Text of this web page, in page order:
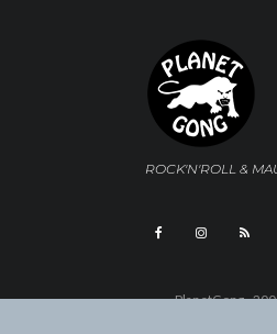
ROCK'N'ROLL &
PlanetGong -